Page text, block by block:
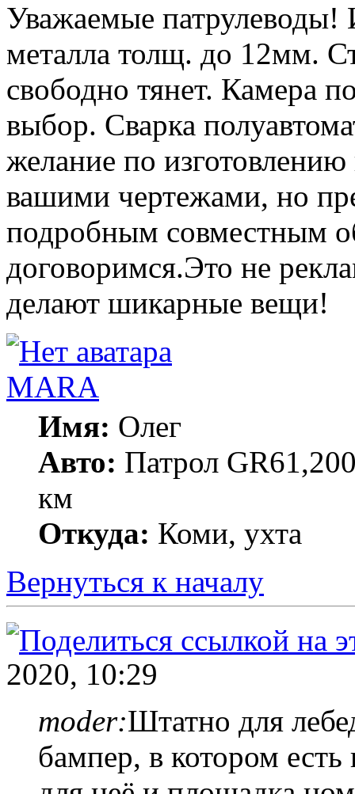
Уважаемые патрулеводы!
металла толщ. до 12мм.
свободно тянет. Камера
выбор. Сварка
желание по
вашими чертежами, но
подробным совместным
договоримся.Это не
делают шикарные вещи!
MARA
Имя: Олег
Авто: Патрол
км
Откуда: Коми, ухта
Вернуться к началу
2020, 10:29
moder:Штатно для
бампер, в котором